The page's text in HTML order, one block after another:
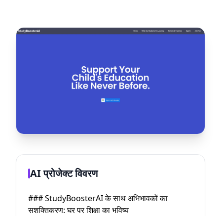
AI प्रोजेक्ट विवरण
### StudyBoosterAI के साथ अभिभावकों का
सशक्तिकरण: घर पर शिक्षा का भविष्य